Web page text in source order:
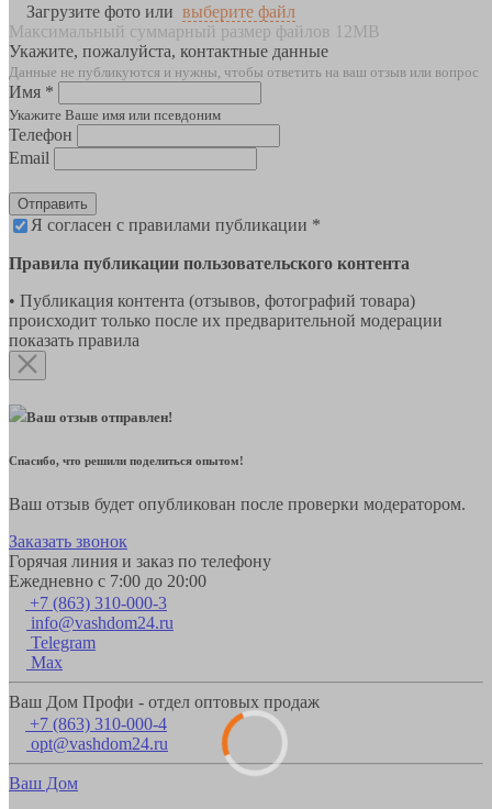
Загрузите фото или выберите файл
Максимальный суммарный размер файлов 12MB
Укажите, пожалуйста, контактные данные
Данные не публикуются и нужны, чтобы ответить на ваш отзыв или вопрос
Имя *
Укажите Ваше имя или псевдоним
Телефон
Email
Отправить
Я согласен с правилами публикации *
Правила публикации пользовательского контента
• Публикация контента (отзывов, фотографий товара)
происходит только после их предварительной модерации
показать правила
Ваш отзыв отправлен!
Спасибо, что решили поделиться опытом!
Ваш отзыв будет опубликован после проверки модератором.
Заказать звонок
Горячая линия и заказ по телефону
Ежедневно с 7:00 до 20:00
+7 (863) 310-000-3
info@vashdom24.ru
Telegram
Max
Ваш Дом Профи - отдел оптовых продаж
+7 (863) 310-000-4
opt@vashdom24.ru
Ваш Дом